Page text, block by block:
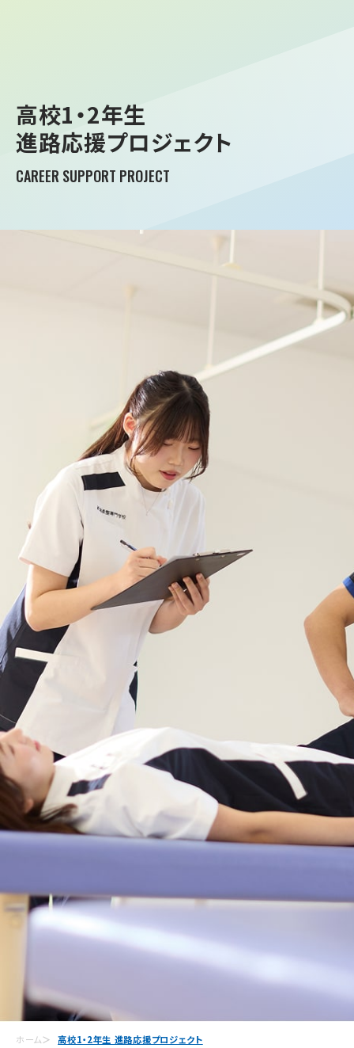
高校1・2年生
進路応援プロジェクト
CAREER SUPPORT PROJECT
ホーム 高校1・2年生 進路応援プロジェクト